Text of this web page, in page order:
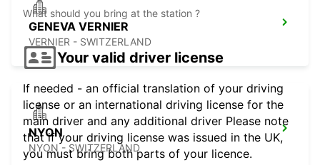
GENEVA VERNIER
VERNIER - SWITZERLAND
NYON
NYON - SWITZERLAND
What should you bring at the station ?
Your valid driver license
If needed - an official translation of your driving
license or an international driving license for the
main driver and any additional driver Please note
that if your driving license was issued in the UK,
you must bring both parts of your licence.